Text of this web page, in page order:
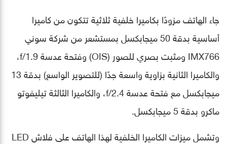
جاء الهاتف مزودًا بكاميرا خلفية ثلاثية تتكون من كاميرا
أساسية بدقة 50 ميجابكسل بمستشعر من شركة سوني
IMX766 ومثبت بصري للصور (OIS) وفتحة عدسة f/1.9،
والكاميرا الثانية بزاوية واسعة جدًا (للتصوير الواسع) بدقة 13
ميجابكسل مع فتحة عدسة f/2.4، والكاميرا الثالثة تيليفوتو
ماكرو بدقة 5 ميجابكسل.
وتشمل ميزات الكاميرا الخلفية لهذا الهاتف على فلاش LED